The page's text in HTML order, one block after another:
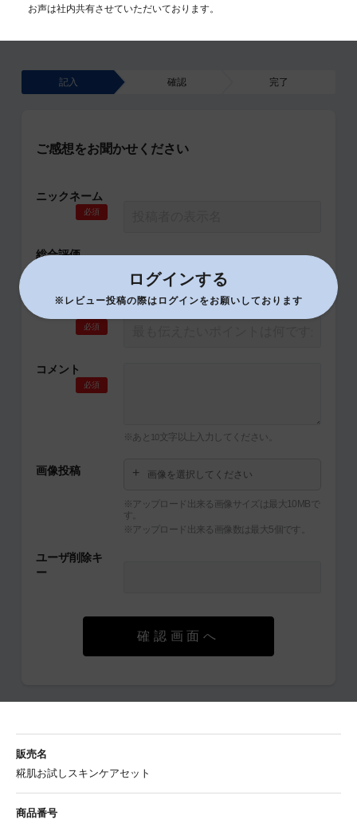
お声は社内共有させていただいております。
記入 確認 完了
ご感想をお聞かせください
ニックネーム
必須
総合評価
タイトル
必須
コメント
必須
※あと 10 文字以上入力してください。
画像投稿 画像を選択してください
※アップロード出来る画像サイズは最大10MBで
す。
※アップロード出来る画像数は最大5個です。
ユーザ削除キ
ー
確認画面へ
ログインする
※レビュー投稿の際はログインをお願いしております
販売名
糀肌お試しスキンケアセット
商品番号